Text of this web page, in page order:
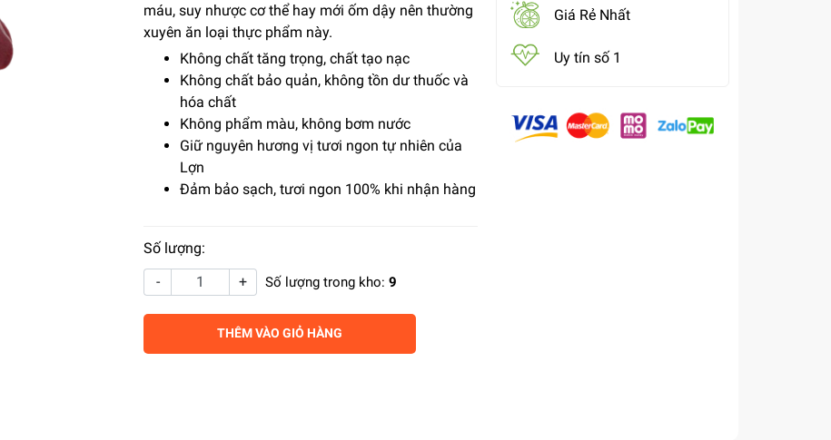
máu, suy nhược cơ thể hay mới ốm dậy nên thường
xuyên ăn loại thực phẩm này.
Không chất tăng trọng, chất tạo nạc
Không chất bảo quản, không tồn dư thuốc và
hóa chất
Không phẩm màu, không bơm nước
Giữ nguyên hương vị tươi ngon tự nhiên của
Lợn
Đảm bảo sạch, tươi ngon 100% khi nhận hàng
Số lượng:
-
+ Số lượng trong kho: 9
THÊM VÀO GIỎ HÀNG
Giá Rẻ Nhất
Uy tín số 1